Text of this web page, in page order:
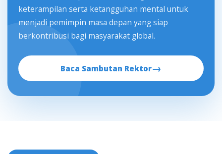
keterampilan serta ketangguhan mental untuk
menjadi pemimpin masa depan yang siap
berkontribusi bagi masyarakat global.
Baca Sambutan Rektor→